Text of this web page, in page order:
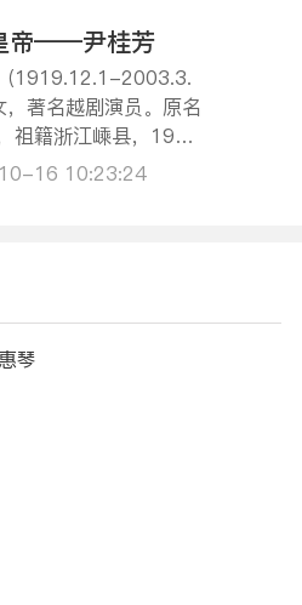
由于腾佳幸的播音风
人，其音色又是那么
，节目一推出就得到
众的认可，立刻风靡
整个上海滩。 …
帝——尹桂芳
1919.12.1-2003.3.
，著名越剧演员。原名
祖籍浙江嵊县，1919
浙江省新昌县西门外
16 10:23:24
琴